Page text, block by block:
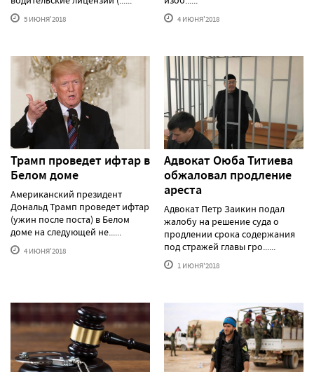
5 ИЮНЯ'2018 4 ИЮНЯ'2018
Трамп проведет ифтар в
Белом доме
Американский президент
Дональд Трамп проведет ифтар
(ужин после поста) в Белом
доме на следующей не......
4 ИЮНЯ'2018
Адвокат Оюба Титиева
обжаловал продление
ареста
Адвокат Петр Заикин подал
жалобу на решение суда о
продлении срока содержания
под стражей главы гро......
1 ИЮНЯ'2018